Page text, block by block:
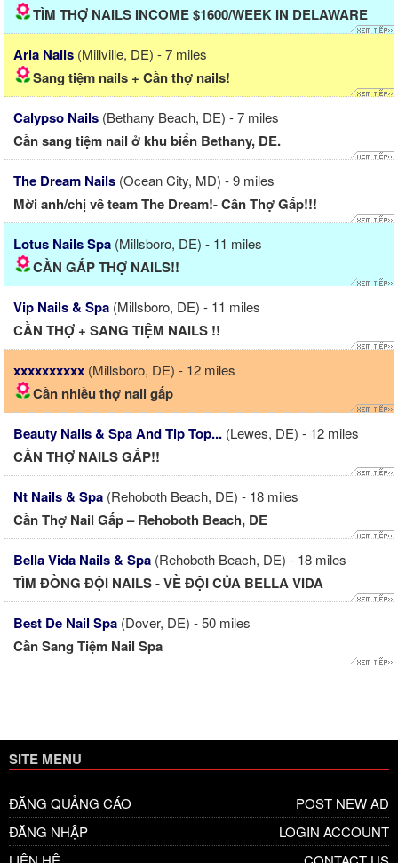
TÌM THỢ NAILS INCOME $1600/WEEK IN DELAWARE
Aria Nails (Millville, DE) - 7 miles
Sang tiệm nails + Cần thợ nails!
Calypso Nails (Bethany Beach, DE) - 7 miles
Cần sang tiệm nail ở khu biển Bethany, DE.
The Dream Nails (Ocean City, MD) - 9 miles
Mời anh/chị về team The Dream!- Cần Thợ Gấp!!!
Lotus Nails Spa (Millsboro, DE) - 11 miles
CẦN GẤP THỢ NAILS!!
Vip Nails & Spa (Millsboro, DE) - 11 miles
CẦN THỢ + SANG TIỆM NAILS !!
xxxxxxxxxx (Millsboro, DE) - 12 miles
Cần nhiều thợ nail gấp
Beauty Nails & Spa And Tip Top... (Lewes, DE) - 12 miles
CẦN THỢ NAILS GẤP!!
Nt Nails & Spa (Rehoboth Beach, DE) - 18 miles
Cần Thợ Nail Gấp – Rehoboth Beach, DE
Bella Vida Nails & Spa (Rehoboth Beach, DE) - 18 miles
TÌM ĐỒNG ĐỘI NAILS - VỀ ĐỘI CỦA BELLA VIDA
Best De Nail Spa (Dover, DE) - 50 miles
Cần Sang Tiệm Nail Spa
SITE MENU
ĐĂNG QUẢNG CÁO
POST NEW AD
ĐĂNG NHẬP
LOGIN ACCOUNT